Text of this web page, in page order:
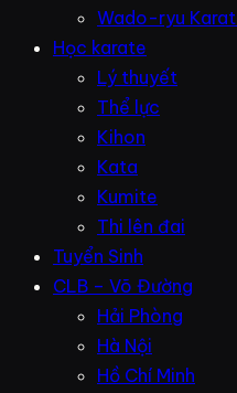
Wado-ryu
Học karate
Lý thuyết
Thể lực
Kihon
Kata
Kumite
Thi lên đai
Tuyển Sinh
CLB – Võ Đường
Hải Phòng
Hà Nội
Hồ Chí Minh